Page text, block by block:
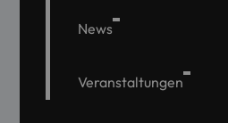
News
Veranstaltungen